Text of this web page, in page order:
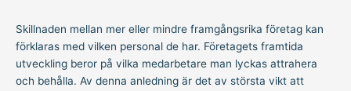
Skillnaden mellan mer eller mindre framgångsrika företag kan
förklaras med vilken personal de har. Företagets framtida
utveckling beror på vilka medarbetare man lyckas attrahera
och behålla. Av denna anledning är det av största vikt att